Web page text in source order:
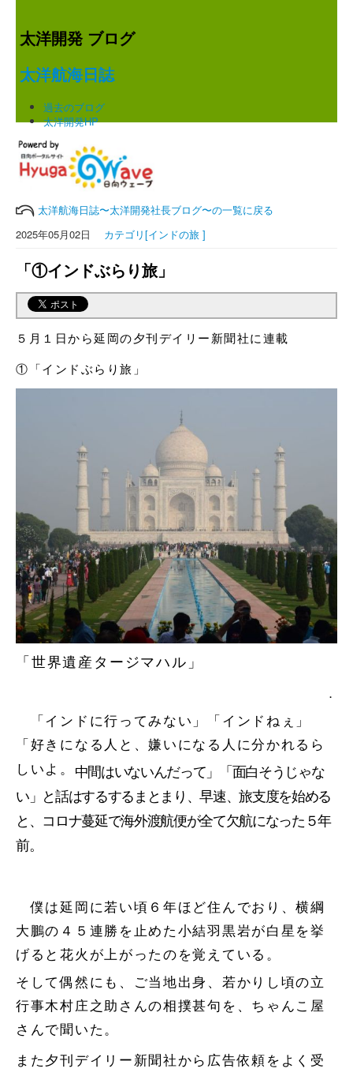
太洋開発 ブログ
太洋航海日誌
過去のブログ
太洋開発HP
太洋航海日誌〜太洋開発社長ブログ〜の一覧に戻る
2025年05月02日
カテゴリ[インドの旅 ]
「①インドぶらり旅」
５月１日から延岡の夕刊デイリー新聞社に連載
①「インドぶらり旅」
「世界遺産タージマハル」
．
「インドに行ってみない」「インドねぇ」
「好きになる人と、嫌いになる人に分かれるら
しいよ。 中間はいないんだって」「面白そうじゃな
い」と話はするするまとまり、早速、旅支度を始める
と、コロナ蔓延で海外渡航便が全て欠航になった５年
前。
僕は延岡に若い頃６年ほど住んでおり、横綱
大鵬の４５連勝を止めた小結羽黒岩が白星を挙
げると花火が上がったのを覚えている。
そして偶然にも、ご当地出身、若かりし頃の立
行事木村庄之助さんの相撲甚句を、ちゃんこ屋
さんで聞いた。
また夕刊デイリー新聞社から広告依頼をよく受